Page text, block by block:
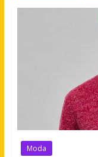
Moda